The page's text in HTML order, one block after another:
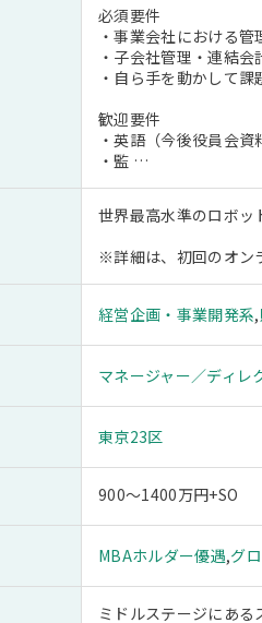
必須要件
・事業会社における
・子会社管理・連結
・自ら手を動かして課
歓迎要件
・英語（今後役員会資
・監 …
世界最高水準のロボッ
※詳細は、初回のオン
経営企画・事業開発系,
マネージャー／ディレ
東京23区
900～1400万円+SO
MBAホルダー優遇,グ
ミドルステージにあ